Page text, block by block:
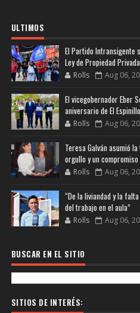
ULTIMOS
El Partido Intransigente
Ley de Propiedad Privada
Rolls Aug 06,
El vicegobernador Eber
aniversario de El Espinillo
Rolls Aug 06,
Teresa Galván asumió
orgullo y un
Rolls Aug 06,
“De la liviandad y la
del trabajo en el aula”
Rolls Aug 06,
BUSCAR EN EL SITIO
SITIOS DE INTERÉS: